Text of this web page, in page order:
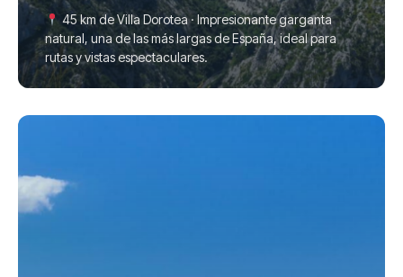
45 km de Villa Dorotea · Impresionante garganta
natural, una de las más largas de España, ideal para
rutas y vistas espectaculares.